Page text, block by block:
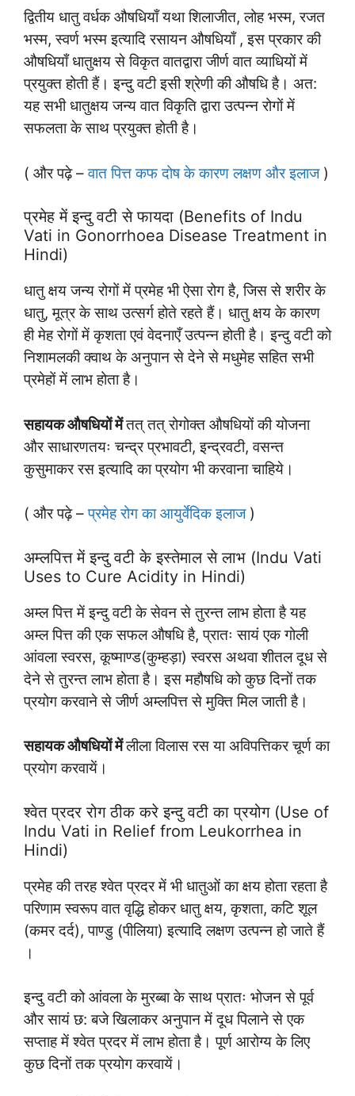
द्वितीय धातु वर्धक औषधियाँ यथा शिलाजीत, लोह भस्म, रजत
भस्म, स्वर्ण भस्म इत्यादि रसायन औषधियाँ , इस प्रकार की
औषधियाँ धातुक्षय से विकृत वातद्वारा जीर्ण वात व्याधियों में
प्रयुक्त होती हैं। इन्दु वटी इसी श्रेणी की औषधि है। अत:
यह सभी धातुक्षय जन्य वात विकृति द्वारा उत्पन्न रोगों में
सफलता के साथ प्रयुक्त होती है।
( और पढ़े –वात पित्त कफ दोष के कारण लक्षण और इलाज )
प्रमेह में इन्दु वटी से फायदा (Benefits of Indu
Vati in Gonorrhoea Disease Treatment in
Hindi)
धातु क्षय जन्य रोगों में प्रमेह भी ऐसा रोग है, जिस से शरीर के
धातु, मूत्र के साथ उत्सर्ग होते रहते हैं। धातु क्षय के कारण
ही मेह रोगों में कृशता एवं वेदनाएँ उत्पन्न होती है। इन्दु वटी को
निशामलकी क्वाथ के अनुपान से देने से मधुमेह सहित सभी
प्रमेहों में लाभ होता है।
सहायक औषधियों मेंतत् तत् रोगोक्त औषधियों की योजना
और साधारणतयः चन्द्र प्रभावटी, इन्द्रवटी, वसन्त
कुसुमाकर रस इत्यादि का प्रयोग भी करवाना चाहिये।
( और पढ़े –प्रमेह रोग का आयुर्वेदिक इलाज )
अम्लपित्त में इन्दु वटी के इस्तेमाल से लाभ (Indu Vati
Uses to Cure Acidity in Hindi)
अम्ल पित्त में इन्दु वटी के सेवन से तुरन्त लाभ होता है यह
अम्ल पित्त की एक सफल औषधि है, प्रातः सायं एक गोली
आंवला स्वरस, कूष्माण्ड(कुम्हड़ा) स्वरस अथवा शीतल दूध से
देने से तुरन्त लाभ होता है। इस महौषधि को कुछ दिनों तक
प्रयोग करवाने से जीर्ण अम्लपित्त से मुक्ति मिल जाती है।
सहायक औषधियों मेंलीला विलास रस या अविपत्तिकर चूर्ण का
प्रयोग करवायें।
श्वेत प्रदर रोग ठीक करे इन्दु वटी का प्रयोग (Use of
Indu Vati in Relief from Leukorrhea in
Hindi)
प्रमेह की तरह श्वेत प्रदर में भी धातुओं का क्षय होता रहता है
परिणाम स्वरूप वात वृद्धि होकर धातु क्षय, कृशता, कटि शूल
(कमर दर्द), पाण्डु (पीलिया) इत्यादि लक्षण उत्पन्न हो जाते हैं
।
इन्दु वटी को आंवला के मुरब्बा के साथ प्रातः भोजन से पूर्व
और सायं छ: बजे खिलाकर अनुपान में दूध पिलाने से एक
सप्ताह में श्वेत प्रदर में लाभ होता है। पूर्ण आरोग्य के लिए
कुछ दिनों तक प्रयोग करवायें।